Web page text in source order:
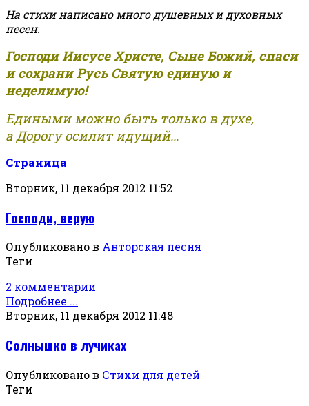
На стихи написано много душевных и духовных
песен.
Господи Иисусе Христе, Сыне Божий, спаси
и сохрани Русь Святую единую и
неделимую!
Едиными можно быть только в духе,
а Дорогу осилит идущий...
Страница
Вторник, 11 декабря 2012 11:52
Господи, верую
Опубликовано в Авторская песня
Теги
2 комментарии
Подробнее ...
Вторник, 11 декабря 2012 11:48
Солнышко в лучиках
Опубликовано в Стихи для детей
Теги